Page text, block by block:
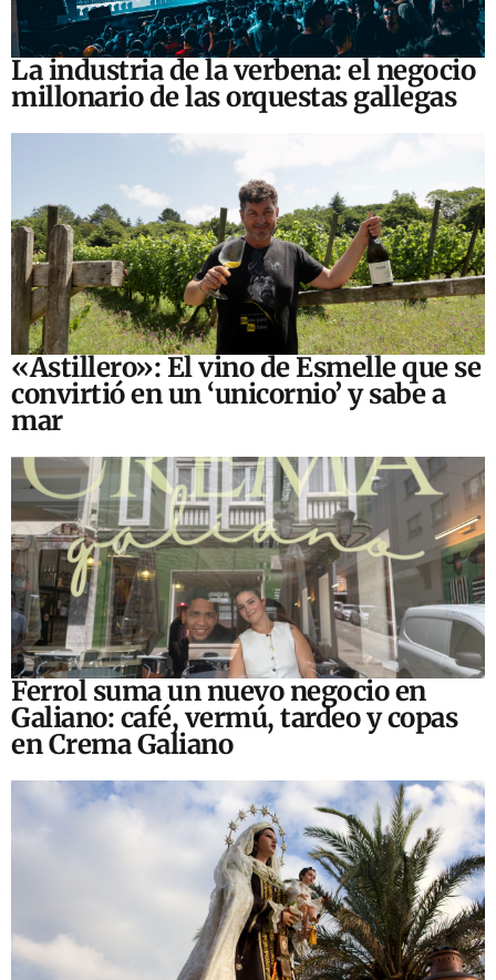
La industria de la verbena: el negocio
millonario de las orquestas gallegas
«Astillero»: El vino de Esmelle que se
convirtió en un ‘unicornio’ y sabe a
mar
Ferrol suma un nuevo negocio en
Galiano: café, vermú, tardeo y copas
en Crema Galiano